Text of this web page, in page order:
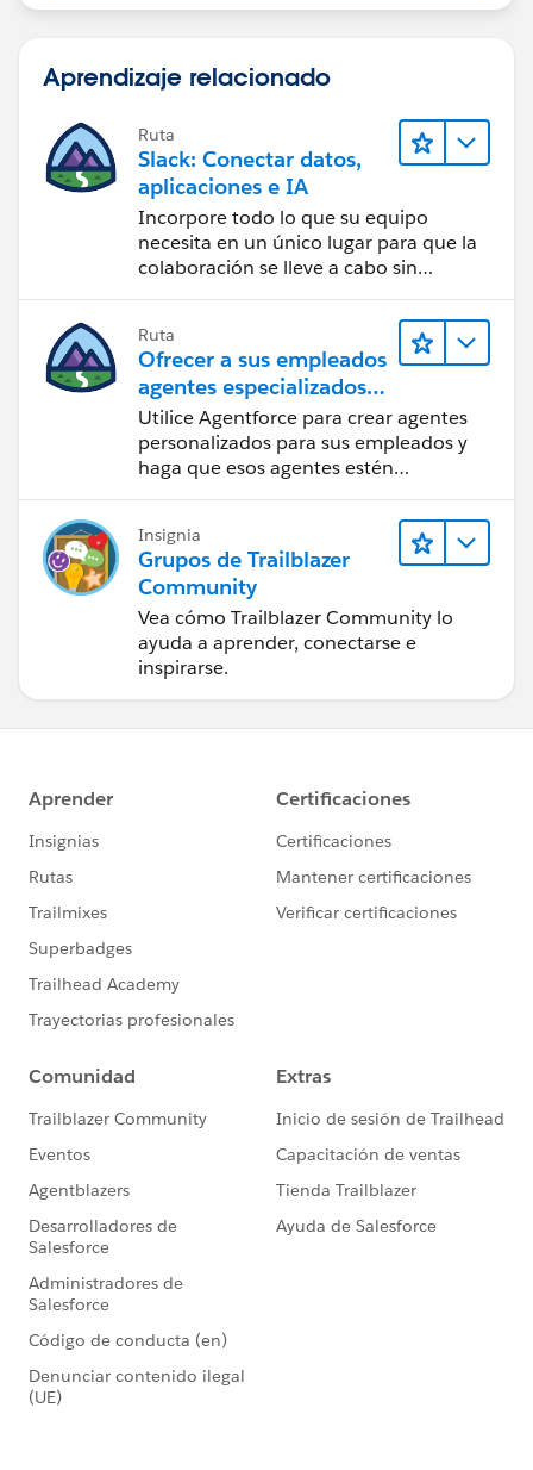
Aprendizaje relacionado
Ruta
Slack: Conectar datos,
aplicaciones e IA
Incorpore todo lo que su equipo
necesita en un único lugar para que la
colaboración se lleve a cabo sin
Ruta
Ofrecer a sus empleados
agentes especializados
en Slack
Utilice Agentforce para crear agentes
personalizados para sus empleados y
haga que esos agentes estén
Insignia
Grupos de Trailblazer
Community
Vea cómo Trailblazer Community lo
ayuda a aprender, conectarse e
inspirarse.